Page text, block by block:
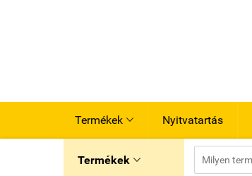
Termékek  Nyitvatartás
Termékek 